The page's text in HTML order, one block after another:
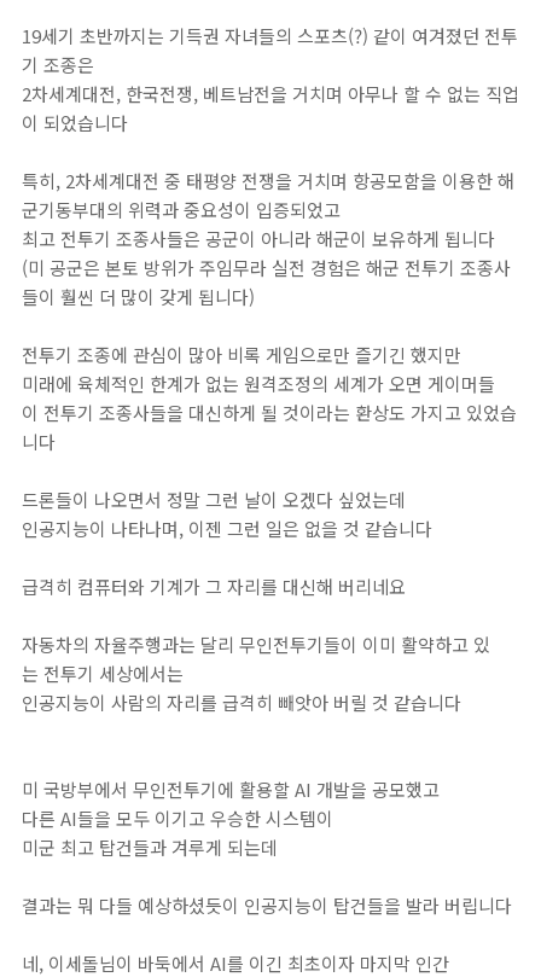
19세기 초반까지는 기득권 자녀들의 스포츠(?) 같이 여겨졌던 전투
기 조종은
2차세계대전, 한국전쟁, 베트남전을 거치며 아무나 할 수 없는 직업
이 되었습니다
특히, 2차세계대전 중 태평양 전쟁을 거치며 항공모함을 이용한 해
군기동부대의 위력과 중요성이 입증되었고
최고 전투기 조종사들은 공군이 아니라 해군이 보유하게 됩니다
(미 공군은 본토 방위가 주임무라 실전 경험은 해군 전투기 조종사
들이 훨씬 더 많이 갖게 됩니다)
전투기 조종에 관심이 많아 비록 게임으로만 즐기긴 했지만
미래에 육체적인 한계가 없는 원격조정의 세계가 오면 게이머들
이 전투기 조종사들을 대신하게 될 것이라는 환상도 가지고 있었습
니다
드론들이 나오면서 정말 그런 날이 오겠다 싶었는데
인공지능이 나타나며, 이젠 그런 일은 없을 것 같습니다
급격히 컴퓨터와 기계가 그 자리를 대신해 버리네요
자동차의 자율주행과는 달리 무인전투기들이 이미 활약하고 있
는 전투기 세상에서는
인공지능이 사람의 자리를 급격히 빼앗아 버릴 것 같습니다
미 국방부에서 무인전투기에 활용할 AI 개발을 공모했고
다른 AI들을 모두 이기고 우승한 시스템이
미군 최고 탑건들과 겨루게 되는데
결과는 뭐 다들 예상하셨듯이 인공지능이 탑건들을 발라 버립니다
네, 이세돌님이 바둑에서 AI를 이긴 최초이자 마지막 인간